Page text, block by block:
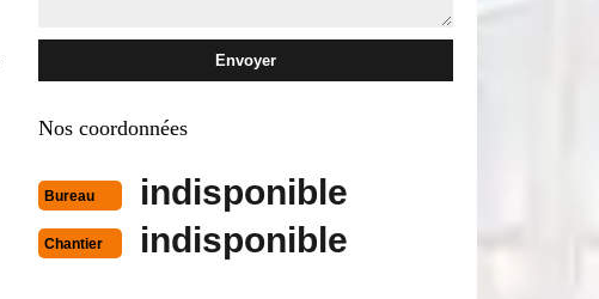
Nos coordonnées
Bureau indisponible
Chantier indisponible